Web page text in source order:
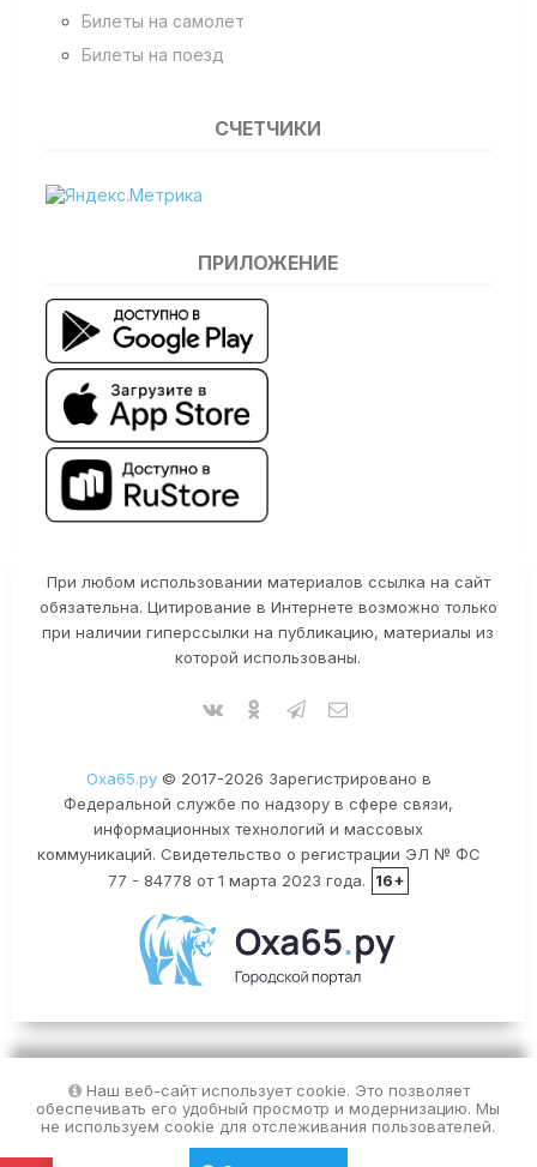
Билеты на самолет
Билеты на поезд
СЧЕТЧИКИ
ПРИЛОЖЕНИЕ
При любом использовании материалов ссылка на сайт
обязательна. Цитирование в Интернете возможно только
при наличии гиперссылки на публикацию, материалы из
которой использованы.
Оха65.ру© 2017-2026 Зарегистрировано в
Федеральной службе по надзору в сфере связи,
информационных технологий и массовых
коммуникаций. Свидетельство о регистрации ЭЛ № ФС
77 - 84778 от 1 марта 2023 года.
16+
Наш веб-сайт использует cookie. Это позволяет
обеспечивать его удобный просмотр и модернизацию. Мы
не используем cookie для отслеживания пользователей.